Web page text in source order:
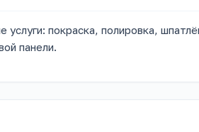
услуги: покраска, полировка,
панели.